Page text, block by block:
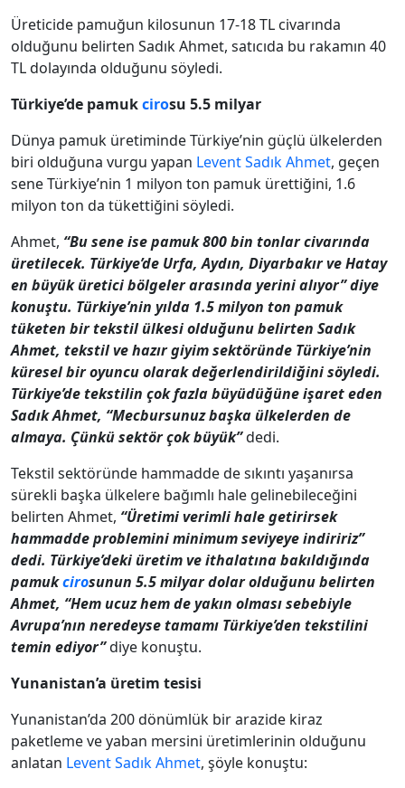
Üreticide pamuğun kilosunun 17-18 TL civarında
olduğunu belirten Sadık Ahmet, satıcıda bu rakamın 40
TL dolayında olduğunu söyledi.
Türkiye’de pamukcirosu 5.5 milyar
Dünya pamuk üretiminde Türkiye’nin güçlü ülkelerden
biri olduğuna vurgu yapan Levent Sadık Ahmet, geçen
sene Türkiye’nin 1 milyon ton pamuk ürettiğini, 1.6
milyon ton da tükettiğini söyledi.
Ahmet, “Bu sene ise pamuk 800 bin tonlar civarında
üretilecek. Türkiye’de Urfa, Aydın, Diyarbakır ve Hatay
en büyük üretici bölgeler arasında yerini alıyor” diye
konuştu. Türkiye’nin yılda 1.5 milyon ton pamuk
tüketen bir tekstil ülkesi olduğunu belirten Sadık
Ahmet, tekstil ve hazır giyim sektöründe Türkiye’nin
küresel bir oyuncu olarak değerlendirildiğini söyledi.
Türkiye’de tekstilin çok fazla büyüdüğüne işaret eden
Sadık Ahmet, “Mecbursunuz başka ülkelerden de
almaya. Çünkü sektör çok büyük”dedi.
Tekstil sektöründe hammadde de sıkıntı yaşanırsa
sürekli başka ülkelere bağımlı hale gelinebileceğini
belirten Ahmet, “Üretimi verimli hale getirirsek
hammadde problemini minimum seviyeye indiririz”
dedi. Türkiye’deki üretim ve ithalatına bakıldığında
pamukcirosunun 5.5 milyar dolar olduğunu belirten
Ahmet, “Hem ucuz hem de yakın olması sebebiyle
Avrupa’nın neredeyse tamamı Türkiye’den tekstilini
temin ediyor”diye konuştu.
Yunanistan’a üretim tesisi
Yunanistan’da 200 dönümlük bir arazide kiraz
paketleme ve yaban mersini üretimlerinin olduğunu
anlatan Levent Sadık Ahmet, şöyle konuştu: